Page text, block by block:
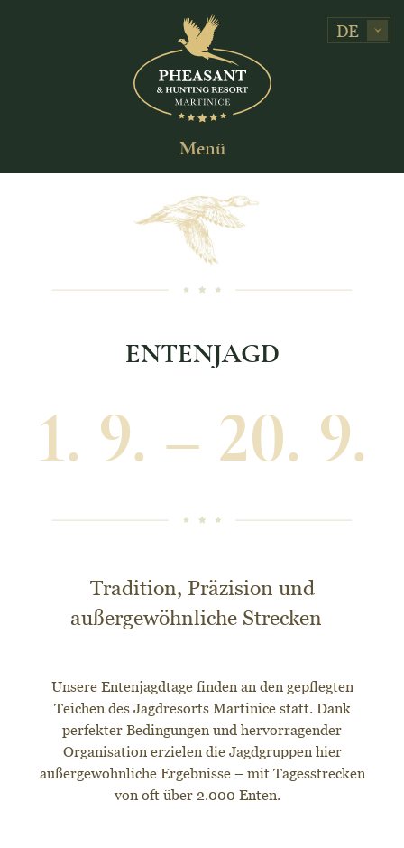
DE
Menü
ENTENJAGD
1. 9. – 20. 9.
Tradition, Präzision und
außergewöhnliche Strecken
Unsere Entenjagdtage finden an den gepflegten
Teichen des Jagdresorts Martinice statt. Dank
perfekter Bedingungen und hervorragender
Organisation erzielen die Jagdgruppen hier
außergewöhnliche Ergebnisse – mit Tagesstrecken
von oft über 2.000 Enten.